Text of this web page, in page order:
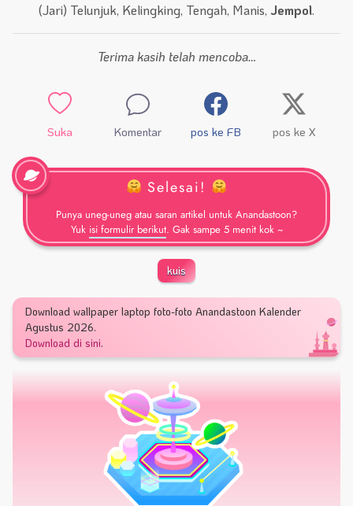
(Jari) Telunjuk, Kelingking, Tengah, Manis, Jempol.
Terima kasih telah mencoba…
Suka Komentar pos ke FB pos ke X
Selesai!
Punya uneg-uneg atau saran artikel untuk Anandastoon?
Yuk isi formulir berikut. Gak sampe 5 menit kok ~
kuis
Download wallpaper laptop foto-foto Anandastoon Kalender
Agustus 2026.
Download di sini.